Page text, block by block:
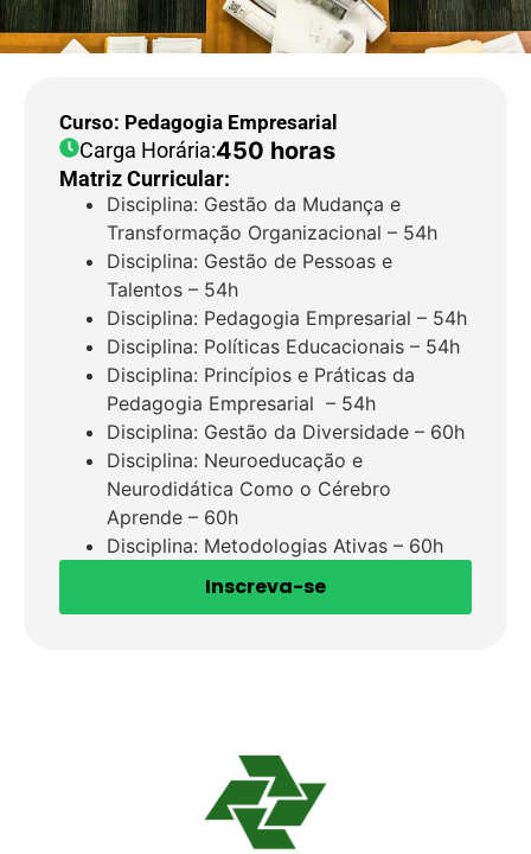
Curso: Pedagogia Empresarial
Carga Horária:450 horas
Matriz Curricular:
Disciplina: Gestão da Mudança e
Transformação Organizacional – 54h
Disciplina: Gestão de Pessoas e
Talentos – 54h
Disciplina: Pedagogia Empresarial – 54h
Disciplina: Políticas Educacionais – 54h
Disciplina: Princípios e Práticas da
Pedagogia Empresarial – 54h
Disciplina: Gestão da Diversidade – 60h
Disciplina: Neuroeducação e
Neurodidática Como o Cérebro
Aprende – 60h
Disciplina: Metodologias Ativas – 60h
Inscreva-se